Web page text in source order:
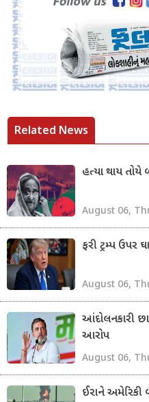
Related News
હત્યા થાય
August 06,
ફરી ટ્રમ્પ ઉપર
August 06,
આંદોલનકારી
આરોપ
August 06,
ઈરાને અમેરિકી